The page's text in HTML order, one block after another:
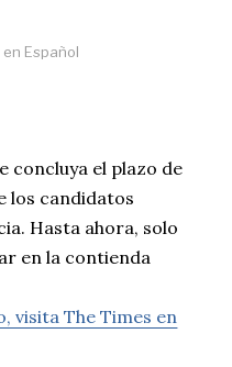
en Español
concluya el plazo de
los candidatos
Hasta ahora, solo
en la contienda
visita The Times en